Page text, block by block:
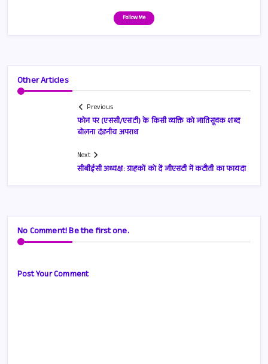
Follow Me
Other Articles
Previous
फोन पर (एससी/एसटी) के किसी व्यक्ति को जातिसूचक शब्द
बोलना दंडनीय अपराध
Next
सीबीईसी अध्यक्ष: ग्राहकों को दें जीएसटी में कटौती का फायदा
No Comment! Be the first one.
Post Your Comment